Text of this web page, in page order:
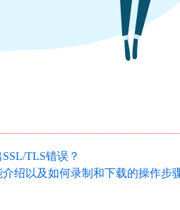
TLS错误？
介绍以及如何录制和下载的操作步